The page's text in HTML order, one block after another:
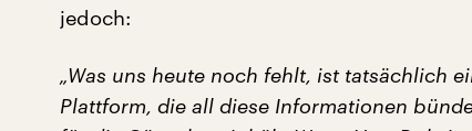
jedoch:
„Was uns heute noch fehlt, ist tatsächlich
Plattform, die all diese Informationen